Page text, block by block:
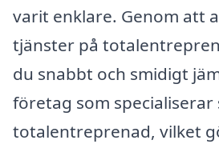
varit enklare. Genom att
tjänster på
du snabbt och smidigt
företag som specialiserar
totalentreprenad, vilket